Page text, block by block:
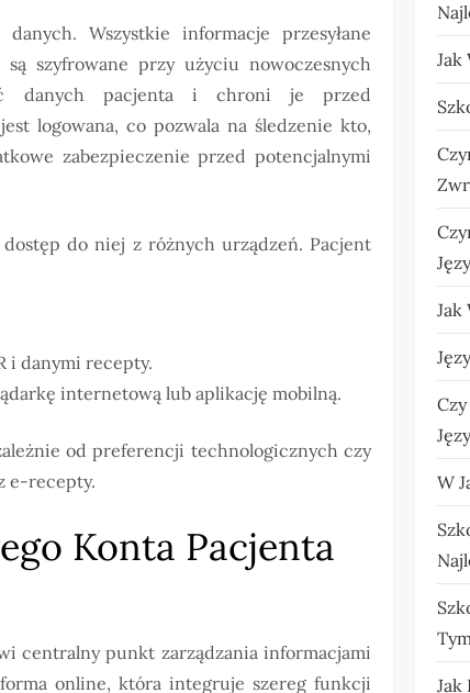
Wszystkie informacje przesyłane
szyfrowane przy użyciu nowoczesnych
danych pacjenta i chroni je przed
logowana, co pozwala na śledzenie kto,
zabezpieczenie przed potencjalnymi
do niej z różnych urządzeń. Pacjent
i danymi recepty.
internetową lub aplikację mobilną.
od preferencji technologicznych czy
e-recepty.
Konta Pacjenta
centralny punkt zarządzania informacjami
online, która integruje szereg funkcji
Jak
Jak
W
Jak